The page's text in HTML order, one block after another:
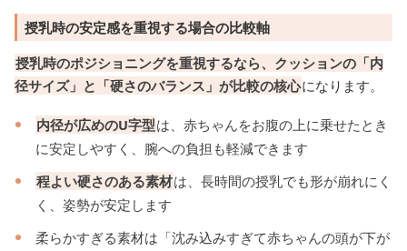
授乳時の安定感を重視する場合の比較軸
授乳時のポジショニングを重視するなら、クッションの「内
径サイズ」と「硬さのバランス」が比較の核心になります。
内径が広めのU字型は、赤ちゃんをお腹の上に乗せたとき
に安定しやすく、腕への負担も軽減できます
程よい硬さのある素材は、長時間の授乳でも形が崩れにく
く、姿勢が安定します
柔らかすぎる素材は「沈み込みすぎて赤ちゃんの頭が下が